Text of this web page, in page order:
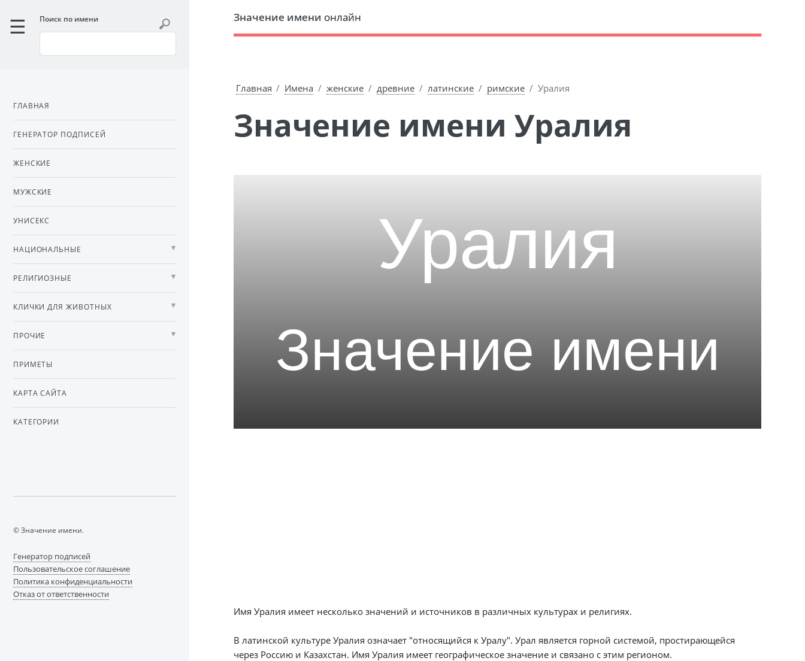
Значение имени онлайн
Главная Имена женские древние латинские римские Уралия
Значение имени Уралия
Имя Уралия имеет несколько значений и источников в различных культурах и религиях.
В латинской культуре Уралия означает "относящийся к Уралу". Урал является горной системой, простирающейся
через Россию и Казахстан. Имя Уралия имеет географическое значение и связано с этим регионом.
Поиск по имени
ГЛАВНАЯ
ГЕНЕРАТОР ПОДПИСЕЙ
ЖЕНСКИЕ
МУЖСКИЕ
УНИСЕКС
НАЦИОНАЛЬНЫЕ
РЕЛИГИОЗНЫЕ
КЛИЧКИ ДЛЯ ЖИВОТНЫХ
ПРОЧИЕ
ПРИМЕТЫ
КАРТА САЙТА
КАТЕГОРИИ
© Значение имени.
Генератор подписей
Пользовательское соглашение
Политика конфиденциальности
Отказ от ответственности